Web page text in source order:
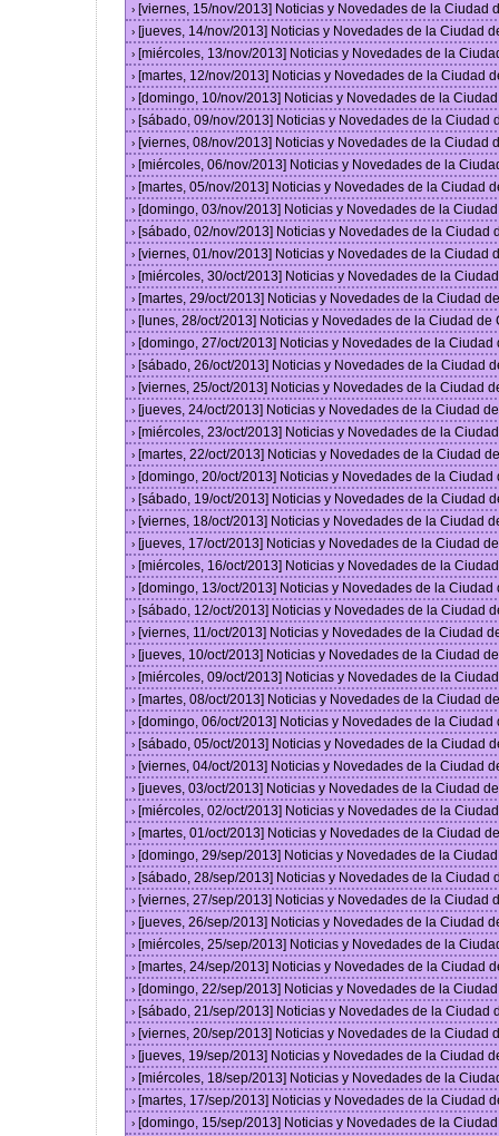
› [viernes, 15/nov/2013] Noticias y Novedades de la Ciudad
› [jueves, 14/nov/2013] Noticias y Novedades de la Ciudad
› [miércoles, 13/nov/2013] Noticias y Novedades de la
› [martes, 12/nov/2013] Noticias y Novedades de la Ciudad
› [domingo, 10/nov/2013] Noticias y Novedades de la
› [sábado, 09/nov/2013] Noticias y Novedades de la Ciudad
› [viernes, 08/nov/2013] Noticias y Novedades de la Ciudad
› [miércoles, 06/nov/2013] Noticias y Novedades de la
› [martes, 05/nov/2013] Noticias y Novedades de la Ciudad
› [domingo, 03/nov/2013] Noticias y Novedades de la
› [sábado, 02/nov/2013] Noticias y Novedades de la Ciudad
› [viernes, 01/nov/2013] Noticias y Novedades de la Ciudad
› [miércoles, 30/oct/2013] Noticias y Novedades de la
› [martes, 29/oct/2013] Noticias y Novedades de la Ciudad
› [lunes, 28/oct/2013] Noticias y Novedades de la Ciudad de
› [domingo, 27/oct/2013] Noticias y Novedades de la
› [sábado, 26/oct/2013] Noticias y Novedades de la Ciudad
› [viernes, 25/oct/2013] Noticias y Novedades de la Ciudad
› [jueves, 24/oct/2013] Noticias y Novedades de la Ciudad
› [miércoles, 23/oct/2013] Noticias y Novedades de la
› [martes, 22/oct/2013] Noticias y Novedades de la Ciudad
› [domingo, 20/oct/2013] Noticias y Novedades de la
› [sábado, 19/oct/2013] Noticias y Novedades de la Ciudad
› [viernes, 18/oct/2013] Noticias y Novedades de la Ciudad
› [jueves, 17/oct/2013] Noticias y Novedades de la Ciudad
› [miércoles, 16/oct/2013] Noticias y Novedades de la
› [domingo, 13/oct/2013] Noticias y Novedades de la
› [sábado, 12/oct/2013] Noticias y Novedades de la Ciudad
› [viernes, 11/oct/2013] Noticias y Novedades de la Ciudad
› [jueves, 10/oct/2013] Noticias y Novedades de la Ciudad
› [miércoles, 09/oct/2013] Noticias y Novedades de la
› [martes, 08/oct/2013] Noticias y Novedades de la Ciudad
› [domingo, 06/oct/2013] Noticias y Novedades de la
› [sábado, 05/oct/2013] Noticias y Novedades de la Ciudad
› [viernes, 04/oct/2013] Noticias y Novedades de la Ciudad
› [jueves, 03/oct/2013] Noticias y Novedades de la Ciudad
› [miércoles, 02/oct/2013] Noticias y Novedades de la
› [martes, 01/oct/2013] Noticias y Novedades de la Ciudad
› [domingo, 29/sep/2013] Noticias y Novedades de la
› [sábado, 28/sep/2013] Noticias y Novedades de la Ciudad
› [viernes, 27/sep/2013] Noticias y Novedades de la Ciudad
› [jueves, 26/sep/2013] Noticias y Novedades de la Ciudad
› [miércoles, 25/sep/2013] Noticias y Novedades de la
› [martes, 24/sep/2013] Noticias y Novedades de la Ciudad
› [domingo, 22/sep/2013] Noticias y Novedades de la
› [sábado, 21/sep/2013] Noticias y Novedades de la Ciudad
› [viernes, 20/sep/2013] Noticias y Novedades de la Ciudad
› [jueves, 19/sep/2013] Noticias y Novedades de la Ciudad
› [miércoles, 18/sep/2013] Noticias y Novedades de la
› [martes, 17/sep/2013] Noticias y Novedades de la Ciudad
› [domingo, 15/sep/2013] Noticias y Novedades de la